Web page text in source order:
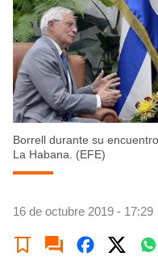
Borrell durante su
La Habana. (EFE)
16 de octubre 2019 - 17:29